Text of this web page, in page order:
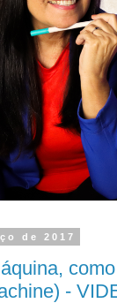
de 2017
-